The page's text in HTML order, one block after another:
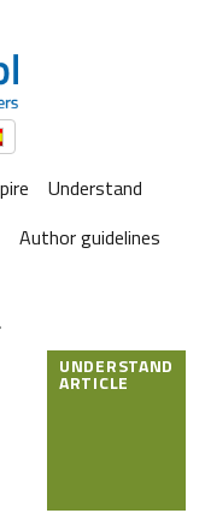
Understand
Author guidelines
UNDERSTAND
ARTICLE